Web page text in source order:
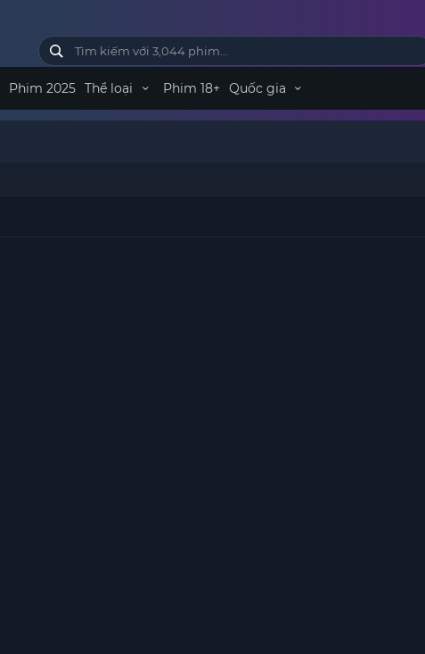
Phim 2025 Thể loại Phim 18+ Quốc gia